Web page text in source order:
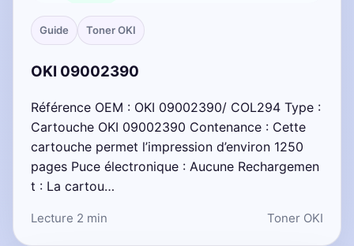
Guide Toner OKI
OKI 09002390
Référence OEM : OKI 09002390/ COL294 Type :
Cartouche OKI 09002390 Contenance : Cette
cartouche permet l’impression d’environ 1250
pages Puce électronique : Aucune Rechargemen
t : La cartou…
Lecture 2 min Toner OKI